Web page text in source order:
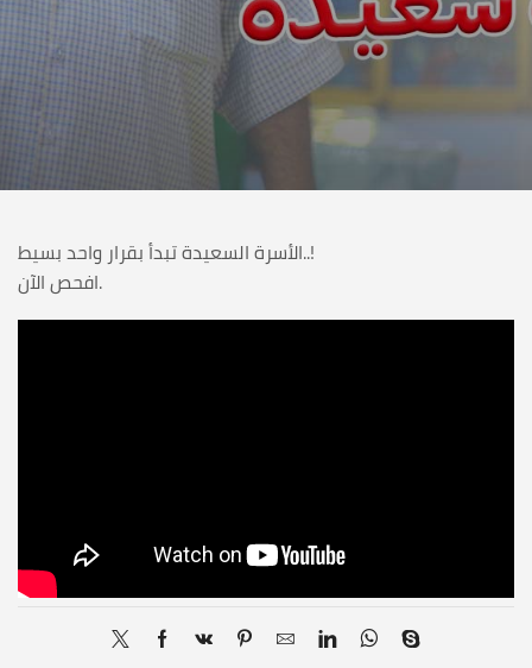
الأسرة السعيدة تبدأ بقرار واحد بسيط..!
افحص الآن.